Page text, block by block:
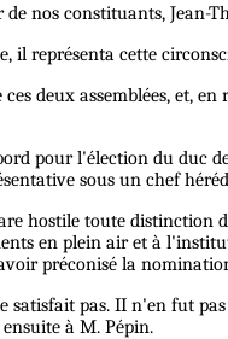
nos constituants, Jean-
il représenta cette
deux assemblées, et,
pour l'élection du duc
sous un chef
hostile toute
en plein air et à
préconisé la
satisfait pas. II n'en fut
à M. Pépin.